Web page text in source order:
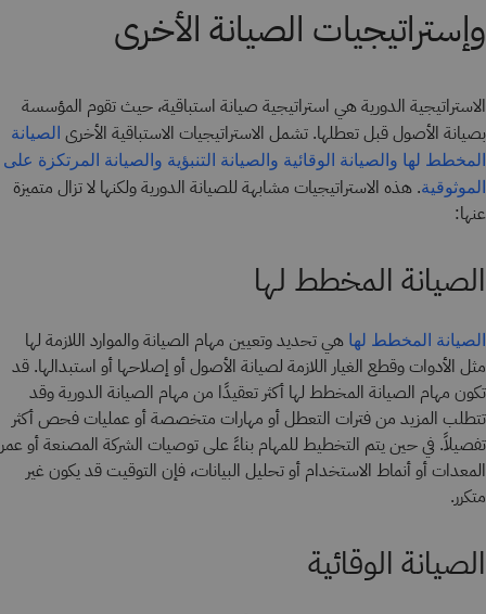
وإستراتيجيات الصيانة الأخرى
الاستراتيجية الدورية هي استراتيجية صيانة استباقية، حيث تقوم المؤسسة
بصيانة الأصول قبل تعطلها. تشمل الاستراتيجيات الاستباقية الأخرى الصيانة
المخطط لها والصيانة الوقائية والصيانة التنبؤية والصيانة المرتكزة على
الموثوقية. هذه الاستراتيجيات مشابهة للصيانة الدورية ولكنها لا تزال متميزة
عنها:
الصيانة المخطط لها
الصيانة المخطط لها هي تحديد وتعيين مهام الصيانة والموارد اللازمة لها
مثل الأدوات وقطع الغيار اللازمة لصيانة الأصول أو إصلاحها أو استبدالها. قد
تكون مهام الصيانة المخطط لها أكثر تعقيدًا من مهام الصيانة الدورية وقد
تتطلب المزيد من فترات التعطل أو مهارات متخصصة أو عمليات فحص أكثر
تفصيلاً. في حين يتم التخطيط للمهام بناءً على توصيات الشركة المصنعة أو عمر
المعدات أو أنماط الاستخدام أو تحليل البيانات، فإن التوقيت قد يكون غير
متكرر.
الصيانة الوقائية